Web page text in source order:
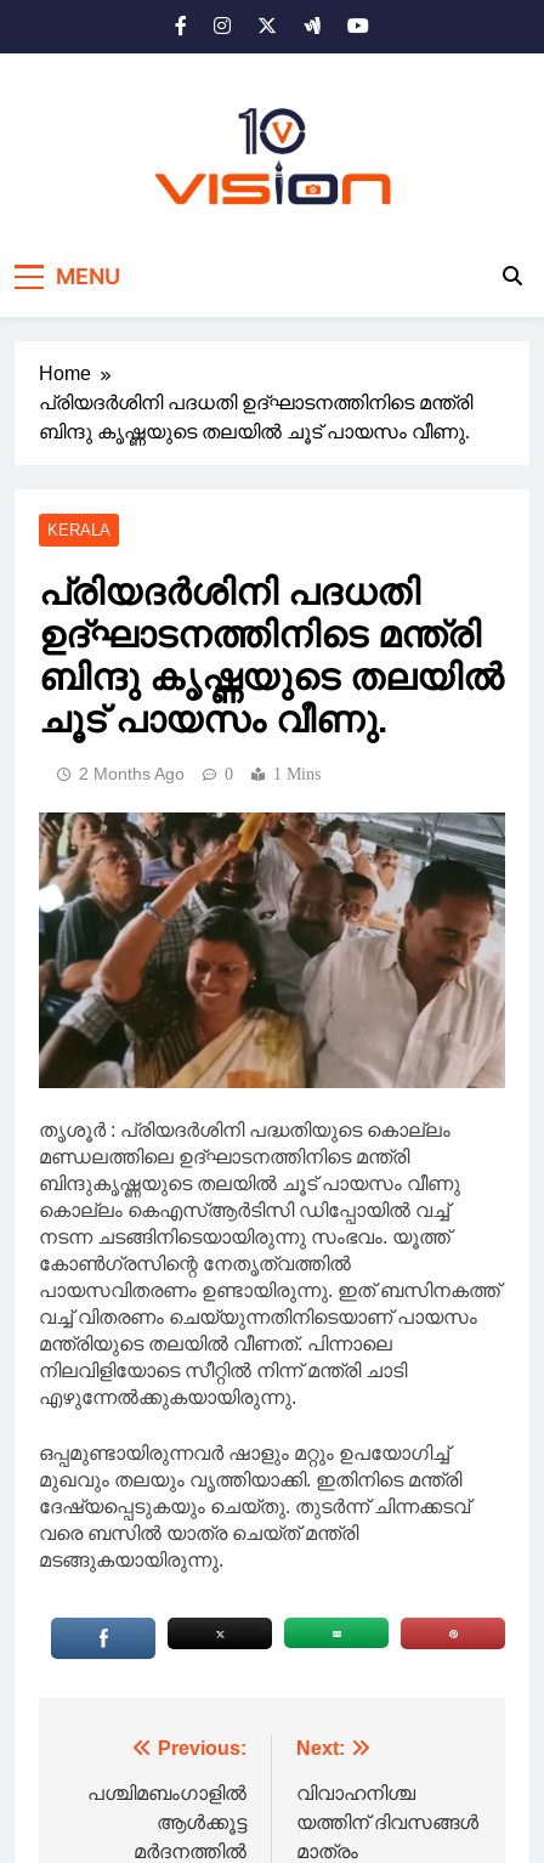
MENU
Home
പ്രിയദർശിനി പദധതി ഉദ്ഘാടനത്തിനിടെ മന്ത്രി
ബിന്ദു കൃഷ്ണയുടെ തലയിൽ ചൂട് പായസം വീണു.
KERALA
പ്രിയദർശിനി പദധതി
ഉദ്ഘാടനത്തിനിടെ മന്ത്രി
ബിന്ദു കൃഷ്ണയുടെ തലയിൽ
ചൂട് പായസം വീണു.
2 Months Ago 0 1 Mins
തൃശൂർ : പ്രിയദർശിനി പദ്ധതിയുടെ കൊല്ലം
മണ്ഡലത്തിലെ ഉദ്ഘാടനത്തിനിടെ മന്ത്രി
ബിന്ദുകൃഷ്ണയുടെ തലയിൽ ചൂട് പായസം വീണു
കൊല്ലം കെഎസ്ആർടിസി ഡിപ്പോയിൽ വച്ച്
നടന്ന ചടങ്ങിനിടെയായിരുന്നു സംഭവം. യൂത്ത്
കോൺഗ്രസിന്റെ നേതൃത്വത്തിൽ
പായസവിതരണം ഉണ്ടായിരുന്നു. ഇത് ബസിനകത്ത്
വച്ച് വിതരണം ചെയ്യുന്നതിനിടെയാണ് പായസം
മന്ത്രിയുടെ തലയിൽ വീണത്. പിന്നാലെ
നിലവിളിയോടെ സീറ്റിൽ നിന്ന് മന്ത്രി ചാടി
എഴുന്നേൽക്കുകയായിരുന്നു.
ഒപ്പമുണ്ടായിരുന്നവർ ഷാളും മറ്റും ഉപയോഗിച്ച്
മുഖവും തലയും വൃത്തിയാക്കി. ഇതിനിടെ മന്ത്രി
ദേഷ്യപ്പെടുകയും ചെയ്തു. തുടർന്ന് ചിന്നക്കടവ്
വരെ ബസിൽ യാത്ര ചെയ്ത് മന്ത്രി
മടങ്ങുകയായിരുന്നു.
navigation
Previous:
പശ്ചിമബംഗാളില്‍
ആള്‍ക്കൂട്ട
മർദനത്തില്‍
Next:
വിവാഹനിശ്ച
യത്തിന് ദിവസങ്ങൾ
മാത്രം